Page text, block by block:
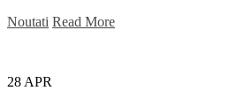
Noutati Read More
28 APR